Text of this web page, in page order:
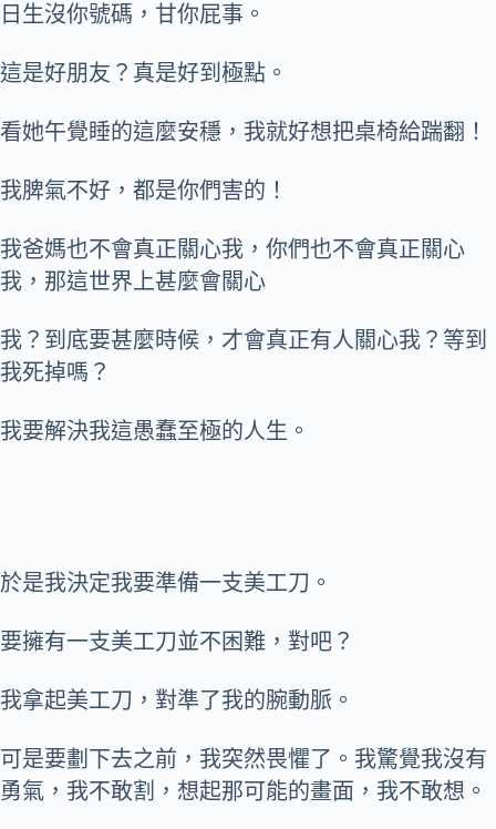
日生沒你號碼，甘你屁事。
這是好朋友？真是好到極點。
看她午覺睡的這麼安穩，我就好想把桌椅給踹翻！
我脾氣不好，都是你們害的！
我爸媽也不會真正關心我，你們也不會真正關心
我，那這世界上甚麼會關心
我？到底要甚麼時候，才會真正有人關心我？等到
我死掉嗎？
我要解決我這愚蠢至極的人生。
於是我決定我要準備一支美工刀。
要擁有一支美工刀並不困難，對吧？
我拿起美工刀，對準了我的腕動脈。
可是要劃下去之前，我突然畏懼了。我驚覺我沒有
勇氣，我不敢割，想起那可能的畫面，我不敢想。